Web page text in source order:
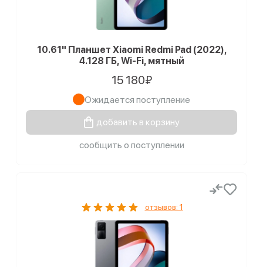
10.61" Планшет Xiaomi Redmi Pad (2022),
4.128 ГБ, Wi-Fi, мятный
15 180₽
Ожидается поступление
добавить в корзину
сообщить о поступлении
отзывов: 1